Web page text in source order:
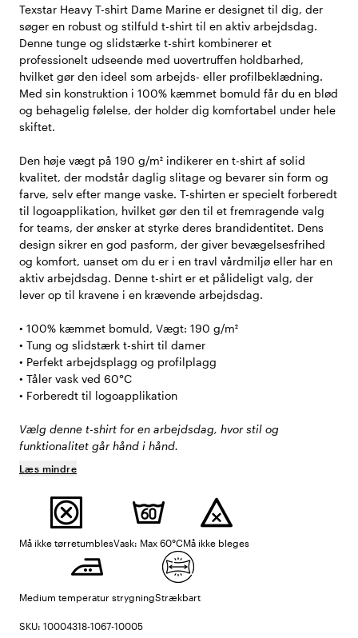
Texstar Heavy T-shirt Dame Marine er designet til dig, der
søger en robust og stilfuld t-shirt til en aktiv arbejdsdag.
Denne tunge og slidstærke t-shirt kombinerer et
professionelt udseende med uovertruffen holdbarhed,
hvilket gør den ideel som arbejds- eller profilbeklædning.
Med sin konstruktion i 100% kæmmet bomuld får du en blød
og behagelig følelse, der holder dig komfortabel under hele
skiftet.
Den høje vægt på 190 g/m² indikerer en t-shirt af solid
kvalitet, der modstår daglig slitage og bevarer sin form og
farve, selv efter mange vaske. T-shirten er specielt forberedt
til logoapplikation, hvilket gør den til et fremragende valg
for teams, der ønsker at styrke deres brandidentitet. Dens
design sikrer en god pasform, der giver bevægelsesfrihed
og komfort, uanset om du er i en travl vårdmiljø eller har en
aktiv arbejdsdag. Denne t-shirt er et pålideligt valg, der
lever op til kravene i en krævende arbejdsdag.
• 100% kæmmet bomuld, Vægt: 190 g/m²
• Tung og slidstærk t-shirt til damer
• Perfekt arbejdsplagg og profilplagg
• Tåler vask ved 60°C
• Forberedt til logoapplikation
Vælg denne t-shirt for en arbejdsdag, hvor stil og
funktionalitet går hånd i hånd.
Læs mindre
Må ikke tørretumblesVask: Max 60°CMå ikke bleges
Medium temperatur strygningStrækbart
SKU: 10004318-1067-10005